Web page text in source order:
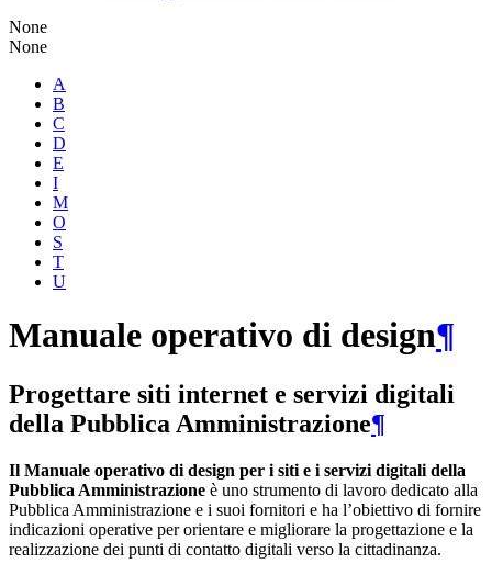
None
None
A
B
C
D
E
I
M
O
S
T
U
Manuale operativo di design¶
Progettare siti internet e servizi digitali
della Pubblica Amministrazione¶
Il Manuale operativo di design per i siti e i servizi digitali della
Pubblica Amministrazione è uno strumento di lavoro dedicato alla
Pubblica Amministrazione e i suoi fornitori e ha l’obiettivo di fornire
indicazioni operative per orientare e migliorare la progettazione e la
realizzazione dei punti di contatto digitali verso la cittadinanza.